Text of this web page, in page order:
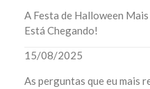
A Festa de Halloween
Está Chegando!
15/08/2025
As perguntas que eu mais